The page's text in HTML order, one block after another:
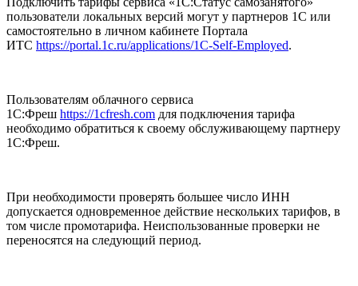
пользователи локальных версий могут у партнеров 1С или
самостоятельно в личном кабинете Портала
ИТС https://portal.1c.ru/applications/1C-Self-Employed.
Пользователям облачного сервиса
1С:Фреш https://1cfresh.com для подключения тарифа
необходимо обратиться к своему обслуживающему партнеру
1С:Фреш.
При необходимости проверять большее число ИНН
допускается одновременное действие нескольких тарифов, в
том числе промотарифа. Неиспользованные проверки не
переносятся на следующий период.